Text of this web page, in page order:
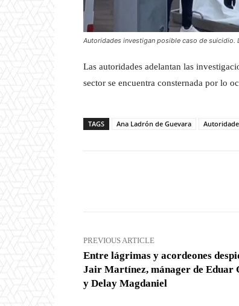
Autoridades investigan posible caso de
Las autoridades adelantan las
sector se encuentra consternada por lo
TAGS Ana Ladrón de Guevara
PREVIOUS ARTICLE
Entre lágrimas y acordeones
Jair Martínez, mánager de Eduar
y Delay Magdaniel